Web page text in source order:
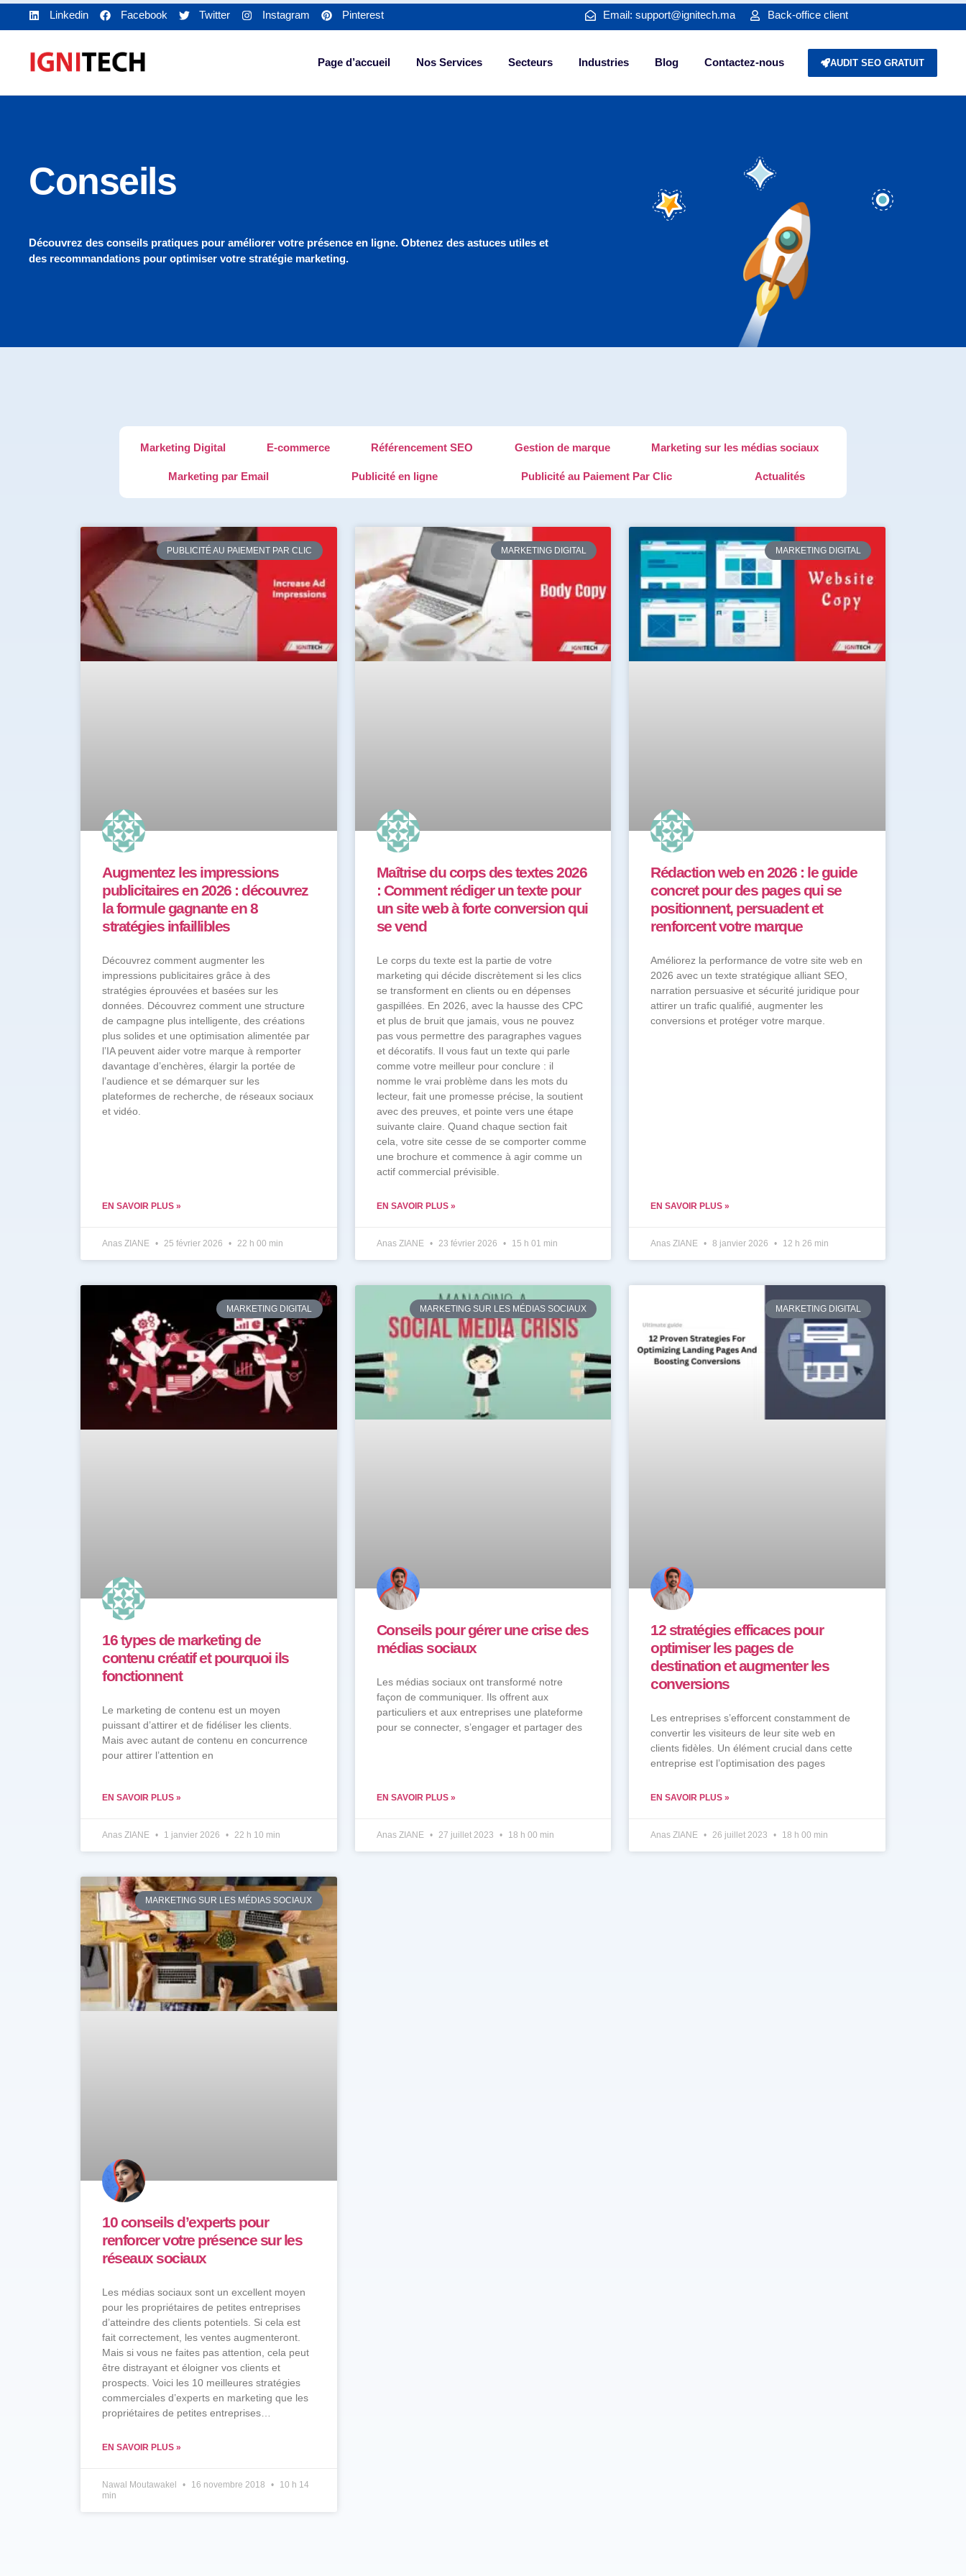
Linkedin Facebook Twitter Instagram Pinterest Email: support@ignitech.ma Back-office client
Page d’accueil Nos Services Secteurs Industries Blog Contactez-nous AUDIT SEO GRATUIT
Conseils
Découvrez des conseils pratiques pour améliorer votre présence en ligne. Obtenez des astuces utiles et
des recommandations pour optimiser votre stratégie marketing.
Marketing Digital E-commerce Référencement SEO Gestion de marque Marketing sur les médias sociaux
Marketing par Email Publicité en ligne Publicité au Paiement Par Clic Actualités
PUBLICITÉ AU PAIEMENT PAR CLIC
Augmentez les impressions
publicitaires en 2026 : découvrez
la formule gagnante en 8
stratégies infaillibles
Découvrez comment augmenter les
impressions publicitaires grâce à des
stratégies éprouvées et basées sur les
données. Découvrez comment une structure
de campagne plus intelligente, des créations
plus solides et une optimisation alimentée par
l’IA peuvent aider votre marque à remporter
davantage d’enchères, élargir la portée de
l’audience et se démarquer sur les
plateformes de recherche, de réseaux sociaux
et vidéo.
EN SAVOIR PLUS »
Anas ZIANE 25 février 2026 22 h 00 min
MARKETING DIGITAL
Maîtrise du corps des textes 2026
: Comment rédiger un texte pour
un site web à forte conversion qui
se vend
Le corps du texte est la partie de votre
marketing qui décide discrètement si les clics
se transforment en clients ou en dépenses
gaspillées. En 2026, avec la hausse des CPC
et plus de bruit que jamais, vous ne pouvez
pas vous permettre des paragraphes vagues
et décoratifs. Il vous faut un texte qui parle
comme votre meilleur pour conclure : il
nomme le vrai problème dans les mots du
lecteur, fait une promesse précise, la soutient
avec des preuves, et pointe vers une étape
suivante claire. Quand chaque section fait
cela, votre site cesse de se comporter comme
une brochure et commence à agir comme un
actif commercial prévisible.
EN SAVOIR PLUS »
Anas ZIANE 23 février 2026 15 h 01 min
MARKETING DIGITAL
Rédaction web en 2026 : le guide
concret pour des pages qui se
positionnent, persuadent et
renforcent votre marque
Améliorez la performance de votre site web en
2026 avec un texte stratégique alliant SEO,
narration persuasive et sécurité juridique pour
attirer un trafic qualifié, augmenter les
conversions et protéger votre marque.
EN SAVOIR PLUS »
Anas ZIANE 8 janvier 2026 12 h 26 min
MARKETING DIGITAL
16 types de marketing de
contenu créatif et pourquoi ils
fonctionnent
Le marketing de contenu est un moyen
puissant d’attirer et de fidéliser les clients.
Mais avec autant de contenu en concurrence
pour attirer l’attention en
EN SAVOIR PLUS »
Anas ZIANE 1 janvier 2026 22 h 10 min
MARKETING SUR LES MÉDIAS SOCIAUX
Conseils pour gérer une crise des
médias sociaux
Les médias sociaux ont transformé notre
façon de communiquer. Ils offrent aux
particuliers et aux entreprises une plateforme
pour se connecter, s’engager et partager des
EN SAVOIR PLUS »
Anas ZIANE 27 juillet 2023 18 h 00 min
MARKETING DIGITAL
12 stratégies efficaces pour
optimiser les pages de
destination et augmenter les
conversions
Les entreprises s’efforcent constamment de
convertir les visiteurs de leur site web en
clients fidèles. Un élément crucial dans cette
entreprise est l’optimisation des pages
EN SAVOIR PLUS »
Anas ZIANE 26 juillet 2023 18 h 00 min
MARKETING SUR LES MÉDIAS SOCIAUX
10 conseils d’experts pour
renforcer votre présence sur les
réseaux sociaux
Les médias sociaux sont un excellent moyen
pour les propriétaires de petites entreprises
d’atteindre des clients potentiels. Si cela est
fait correctement, les ventes augmenteront.
Mais si vous ne faites pas attention, cela peut
être distrayant et éloigner vos clients et
prospects. Voici les 10 meilleures stratégies
commerciales d’experts en marketing que les
propriétaires de petites entreprises…
EN SAVOIR PLUS »
Nawal Moutawakel 16 novembre 2018
10 h 14
min